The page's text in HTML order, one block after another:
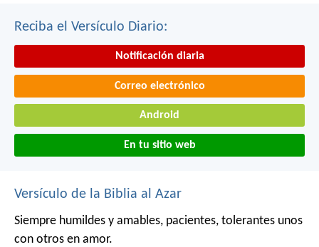
Reciba el Versículo Diario:
Notificación diaria
Correo electrónico
Android
En tu sitio web
Versículo de la Biblia al Azar
Siempre humildes y amables, pacientes, tolerantes unos
con otros en amor.